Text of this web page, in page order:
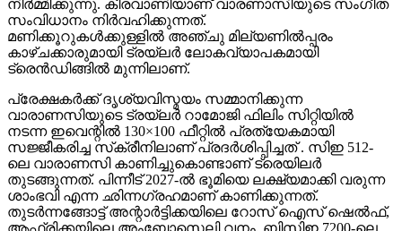
പ്രേക്ഷകർക്ക് ദൃശ്യവിസ്മയം സമ്മാനിക്കുന്ന
വാരാണസിയുടെ ട്രയ്ലർ റാമോജി ഫിലിം സിറ്റിയിൽ
നടന്ന ഇവെന്റിൽ 130×100 ഫീറ്റിൽ പ്രത്യേകമായി
സജ്ജീകരിച്ച സ്‌ക്രീനിലാണ് പ്രദർശിപ്പിച്ചത് . സിഇ 512-
ലെ വാരാണസി കാണിച്ചുകൊണ്ടാണ് ട്രെയിലര്‍
തുടങ്ങുന്നത്. പിന്നീട് 2027-ല്‍ ഭൂമിയെ ലക്ഷ്യമാക്കി വരുന്ന
ശാംഭവി എന്ന ഛിന്നഗ്രഹമാണ് കാണിക്കുന്നത്.
തുടര്‍ന്നങ്ങോട്ട് അന്റാര്‍ട്ടിക്കയിലെ റോസ് ഐസ് ഷെല്‍ഫ്,
ആഫ്രിക്കയിലെ അംബോസെലി വനം, ബിസിഇ 7200-ലെ
ലങ്കാനഗരം, വാരാണസിയിലെ മണികര്‍ണികാ ഘട്ട്
തുടങ്ങിയവയെല്ലാം വിസ്മയക്കാഴ്ചകളായി ട്രെയിലറില്‍
അനാവരണം ചെയ്യുന്നു.കൈയില്‍ ത്രിശൂലവുമേന്തി
കാളയുടെ പുറത്തേറി വരുന്ന മഹേഷ് ബാബുവിന്റെ രുദ്ര
എന്ന കഥാപാത്രം സ്‌ക്രീനിൽ അവസാനം എത്തിയപ്പോൾ